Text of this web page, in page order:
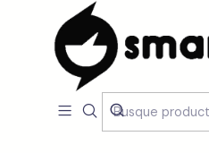
LOJA Peças de Substituição